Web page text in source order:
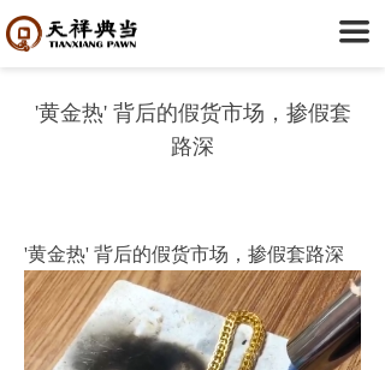
끀
首页
ꄷ 门店分布
典当融资
ꄷ 机动车典当
'黄金热' 背后的假货市场，掺假套
路深
'黄金热' 背后的假货市场，掺假套路深